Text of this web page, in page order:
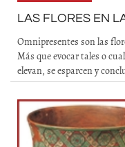
LAS FLORES EN
Omnipresentes son las
Más que evocar tales o
elevan, se esparcen y